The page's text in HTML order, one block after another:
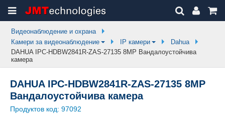
Видеонаблюдение и охрана
Камери за видеонаблюдение
IP камери
Dahua
DAHUA IPC-HDBW2841R-ZAS-27135 8MP Вандалоустойчива
камера
DAHUA IPC-HDBW2841R-ZAS-27135 8MP
Вандалоустойчива камера
Продуктов код: 97092